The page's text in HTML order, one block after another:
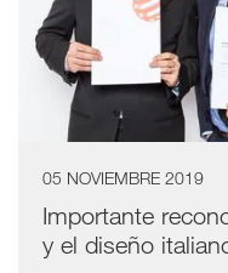
05 NOVIEMBRE 2019
Importante
y el diseño